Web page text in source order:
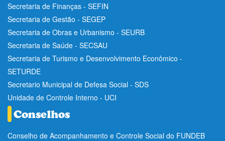
Secretaria de Finanças - SEFIN
Secretaria de Gestão - SEGEP
Secretaria de Obras e Urbanismo - SEURB
Secretaria de Saúde - SECSAU
Secretaria de Turismo e Desenvolvimento Econômico -
SETURDE
Secretario Municipal de Defesa Social - SDS
Unidade de Controle Interno - UCI
Conselho de Acompanhamento e Controle Social do FUNDEB